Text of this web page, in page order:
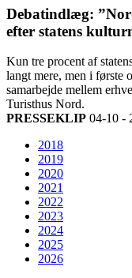
Debatindlæg:
efter statens
Kun tre procent af
langt mere, men i første
samarbejde mellem
Turisthus Nord.
PRESSEKLIP 04-10 -
2018
2019
2020
2021
2022
2023
2024
2025
2026